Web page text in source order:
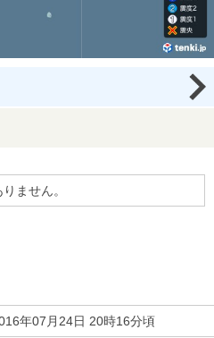
ません。
年07月24日 20時16分頃